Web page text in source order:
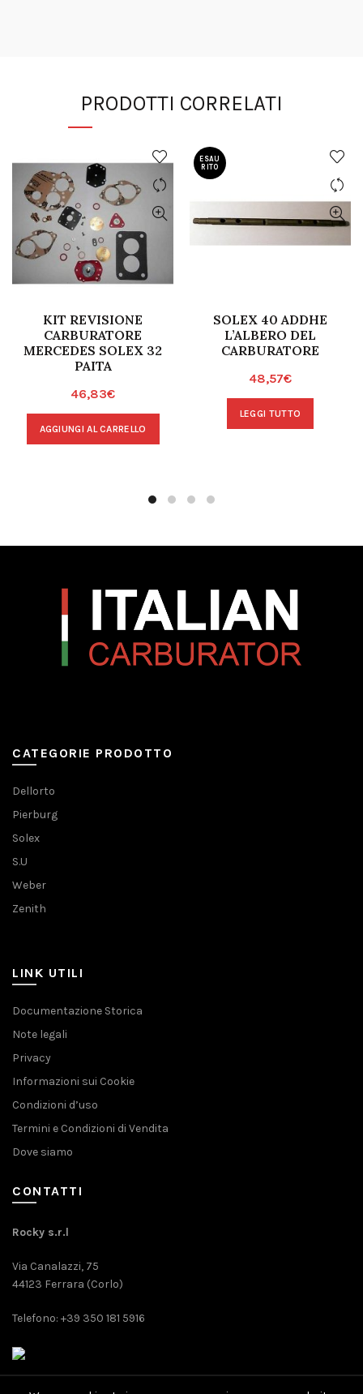
PRODOTTI CORRELATI
KIT REVISIONE
CARBURATORE
MERCEDES SOLEX 32
PAITA
46,83€
AGGIUNGI AL CARRELLO
ESAU
RITO
SOLEX 40 ADDHE
L’ALBERO DEL
CARBURATORE
48,57€
LEGGI TUTTO
CATEGORIE PRODOTTO
Dellorto
Pierburg
Solex
S.U
Weber
Zenith
LINK UTILI
Documentazione Storica
Note legali
Privacy
Informazioni sui Cookie
Condizioni d’uso
Termini e Condizioni di Vendita
Dove siamo
CONTATTI
Rocky s.r.l
Via Canalazzi, 75
44123 Ferrara (Corlo)
Telefono: +39 350 181 5916